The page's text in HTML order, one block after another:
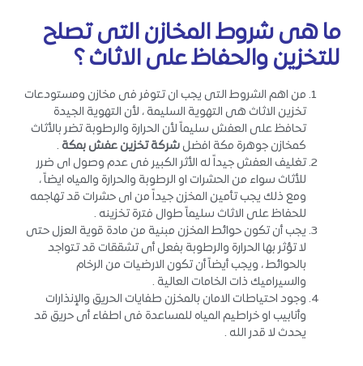
ما هى شروط المخازن التى تصلح
للتخزين والحفاظ على الاثاث ؟
من اهم الشروط التى يجب ان تتوفر فى مخازن ومستودعات
تخزين الاثاث هى التهوية السليمة ، لأن التهوية الجيدة
تحافظ على العفش سليماً لأن الحرارة والرطوبة تضر بالأثاث
كمخازن جوهرة مكة افضل شركة تخزين عفش بمكة .
تغليف العفش جيداً له الأثر الكبير فى عدم وصول اى ضرر
للأثاث سواء من الحشرات او الرطوبة والحرارة والمياه ايضاً ،
ومع ذلك يجب تأمين المخزن جيداً من اى حشرات قد تهاجمه
للحفاظ على الاثاث سليماً طوال فترة تخزينه .
يجب أن تكون حوائط المخزن مبنية من مادة قوية العزل حتى
لا تؤثر بها الحرارة والرطوبة بفعل أى تشققات قد تتواجد
بالحوائط ، ويجب أيضاً أن تكون الارضيات من الرخام
والسيراميك ذات الخامات العالية .
وجود احتياطات الامان بالمخزن طفايات الحريق والإنذارات
وأنابيب او خراطيم المياه للمساعدة فى اطفاء أى حريق قد
يحدث لا قدر الله .